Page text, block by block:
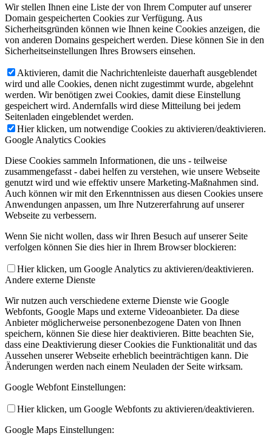
Wir stellen Ihnen eine Liste der von Ihrem Computer auf unserer
Domain gespeicherten Cookies zur Verfügung. Aus
Sicherheitsgründen können wie Ihnen keine Cookies anzeigen, die
von anderen Domains gespeichert werden. Diese können Sie in den
Sicherheitseinstellungen Ihres Browsers einsehen.
Aktivieren, damit die Nachrichtenleiste dauerhaft ausgeblendet
wird und alle Cookies, denen nicht zugestimmt wurde, abgelehnt
werden. Wir benötigen zwei Cookies, damit diese Einstellung
gespeichert wird. Andernfalls wird diese Mitteilung bei jedem
Seitenladen eingeblendet werden.
Hier klicken, um notwendige Cookies zu aktivieren/deaktivieren.
Google Analytics Cookies
Diese Cookies sammeln Informationen, die uns - teilweise
zusammengefasst - dabei helfen zu verstehen, wie unsere Webseite
genutzt wird und wie effektiv unsere Marketing-Maßnahmen sind.
Auch können wir mit den Erkenntnissen aus diesen Cookies unsere
Anwendungen anpassen, um Ihre Nutzererfahrung auf unserer
Webseite zu verbessern.
Wenn Sie nicht wollen, dass wir Ihren Besuch auf unserer Seite
verfolgen können Sie dies hier in Ihrem Browser blockieren:
Hier klicken, um Google Analytics zu aktivieren/deaktivieren.
Andere externe Dienste
Wir nutzen auch verschiedene externe Dienste wie Google
Webfonts, Google Maps und externe Videoanbieter. Da diese
Anbieter möglicherweise personenbezogene Daten von Ihnen
speichern, können Sie diese hier deaktivieren. Bitte beachten Sie,
dass eine Deaktivierung dieser Cookies die Funktionalität und das
Aussehen unserer Webseite erheblich beeinträchtigen kann. Die
Änderungen werden nach einem Neuladen der Seite wirksam.
Google Webfont Einstellungen:
Hier klicken, um Google Webfonts zu aktivieren/deaktivieren.
Google Maps Einstellungen: